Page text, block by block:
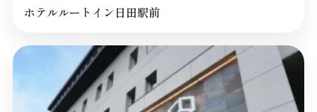
ホテルルートイン日田駅前